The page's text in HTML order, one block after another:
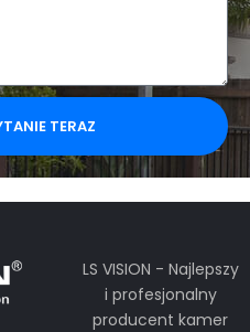
TERAZ
LS VISION - Najlepszy
i profesjonalny
producent kamer